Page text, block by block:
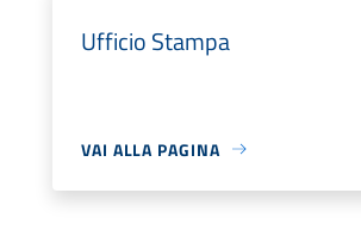
Ufficio Stampa
VAI ALLA PAGINA